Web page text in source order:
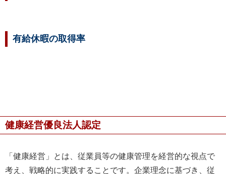
有給休暇の取得率
健康経営優良法人認定
「健康経営」とは、従業員等の健康管理を経営的な視点で
考え、戦略的に実践することです。企業理念に基づき、従